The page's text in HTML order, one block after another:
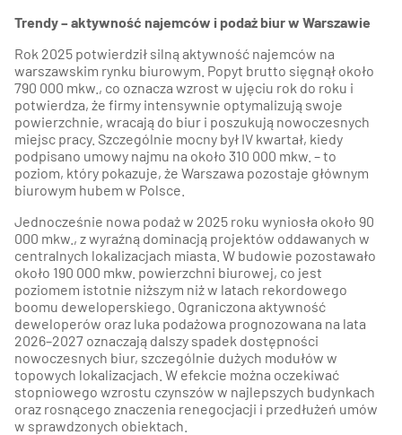
Trendy – aktywność najemców i podaż biur w Warszawie
Rok 2025 potwierdził silną aktywność najemców na
warszawskim rynku biurowym. Popyt brutto sięgnął około
790 000 mkw., co oznacza wzrost w ujęciu rok do roku i
potwierdza, że firmy intensywnie optymalizują swoje
powierzchnie, wracają do biur i poszukują nowoczesnych
miejsc pracy. Szczególnie mocny był IV kwartał, kiedy
podpisano umowy najmu na około 310 000 mkw. – to
poziom, który pokazuje, że Warszawa pozostaje głównym
biurowym hubem w Polsce.
Jednocześnie nowa podaż w 2025 roku wyniosła około 90
000 mkw., z wyraźną dominacją projektów oddawanych w
centralnych lokalizacjach miasta. W budowie pozostawało
około 190 000 mkw. powierzchni biurowej, co jest
poziomem istotnie niższym niż w latach rekordowego
boomu deweloperskiego. Ograniczona aktywność
deweloperów oraz luka podażowa prognozowana na lata
2026–2027 oznaczają dalszy spadek dostępności
nowoczesnych biur, szczególnie dużych modułów w
topowych lokalizacjach. W efekcie można oczekiwać
stopniowego wzrostu czynszów w najlepszych budynkach
oraz rosnącego znaczenia renegocjacji i przedłużeń umów
w sprawdzonych obiektach.